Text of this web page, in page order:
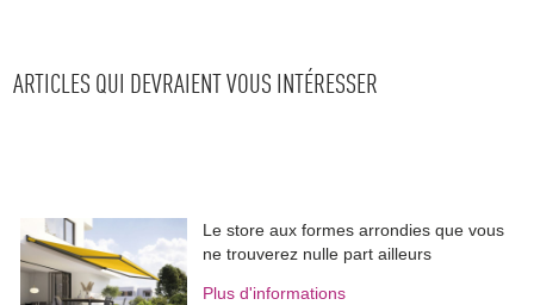
ARTICLES QUI DEVRAIENT VOUS INTÉRESSER
Le store aux formes arrondies que vous
ne trouverez nulle part ailleurs
Plus d'informations